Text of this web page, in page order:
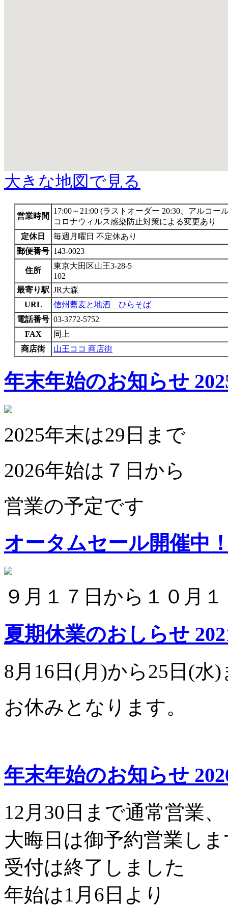
大きな地図で見る
営業時間
17:00～21:00 (ラストオーダー 20:30、アルコー
コロナウィルス感染防止対策による変更あり
定休日
毎週月曜日 不定休あり
郵便番号 143-0023
住所
東京大田区山王3-28-5
102
最寄り駅 JR大森
URL
信州蕎麦と地酒 ひらそば
電話番号 03-3772-5752
FAX
同上
商店街
山王ココ 商店街
年末年始のお知らせ
2025年末は29日まで
2026年始は７日から
営業の予定です
オータムセール開催中
９月１７日から１０月
夏期休業のおしらせ
8月16日(月)から25日(水)
お休みとなります。
年末年始のお知らせ
12月30日まで通常営業、
大晦日は御予約営業し
受付は終了しました
年始は1月6日より